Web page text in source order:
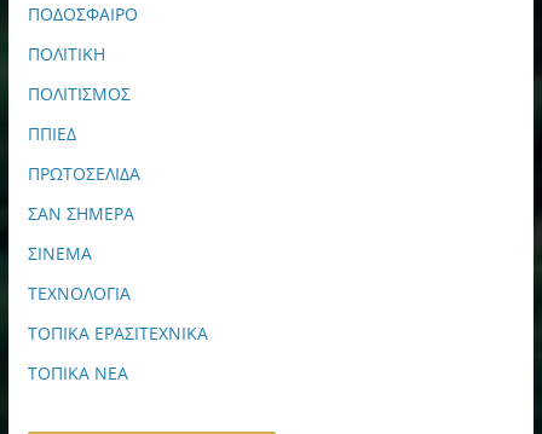
ΠΟΔΟΣΦΑΙΡΟ
ΠΟΛΙΤΙΚΗ
ΠΟΛΙΤΙΣΜΟΣ
ΠΠΙΕΔ
ΠΡΩΤΟΣΕΛΙΔΑ
ΣΑΝ ΣΗΜΕΡΑ
ΣΙΝΕΜΑ
ΤΕΧΝΟΛΟΓΙΑ
ΤΟΠΙΚΑ ΕΡΑΣΙΤΕΧΝΙΚΑ
ΤΟΠΙΚΑ ΝΕΑ